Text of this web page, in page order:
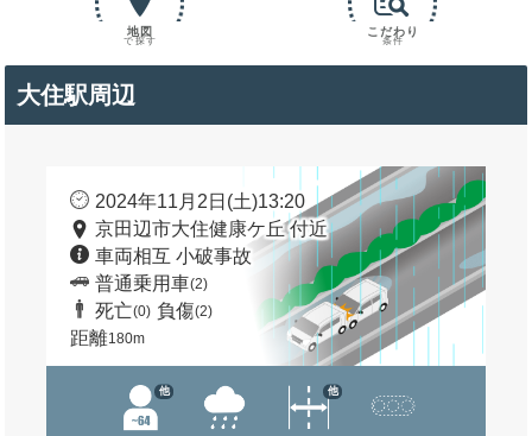
地図
で探す
こだわり
条件
大住駅周辺
2024年11月2日(土)13:20
京田辺市大住健康ケ丘 付近
車両相互 小破事故
普通乗用車(2)
死亡(0) 負傷(2)
距離180m
他 他